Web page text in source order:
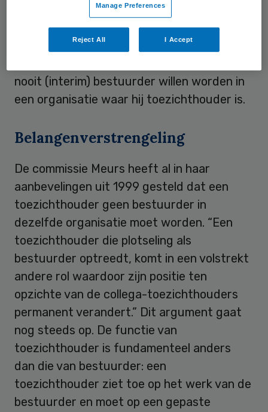
bestuurder (a.i.) wordt van diezelfde
organisatie. Sterker nog, wat mij betreft
zou niet moeten mogen of kunnen.
nooit (interim) bestuurder willen worden in
een organisatie waar hij toezichthouder is.
Belangenverstrengeling
De commissie Meurs heeft al in haar
aanbevelingen uit 1999 gesteld dat een
toezichthouder geen bestuurder in
dezelfde organisatie moet worden. “Een
toezichthouder die plotseling als
bestuurder optreedt, komt in een volstrekt
andere rol waardoor zijn positie ten
opzichte van de collega-toezichthouders
permanent verandert.” Dit argument gaat
nog steeds op. De functie van
toezichthouder is fundamenteel anders
dan die van bestuurder: een
toezichthouder ziet toe op het werk van de
bestuurder en moet op een gepaste
Manage Preferences
Reject All I Accept